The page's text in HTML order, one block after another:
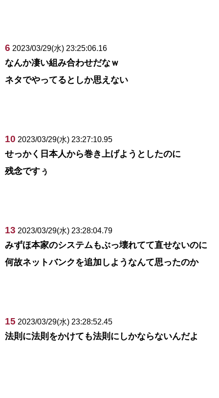
6 2023/03/29(水) 23:25:06.16
なんか凄い組み合わせだなｗ
ネタでやってるとしか思えない
10 2023/03/29(水) 23:27:10.95
せっかく日本人から巻き上げようとしたのに
残念ですぅ
13 2023/03/29(水) 23:28:04.79
みずほ本家のシステムもぶっ壊れてて直せないのに
何故ネットバンクを追加しようなんて思ったのか
15 2023/03/29(水) 23:28:52.45
法則に法則をかけても法則にしかならないんだよ